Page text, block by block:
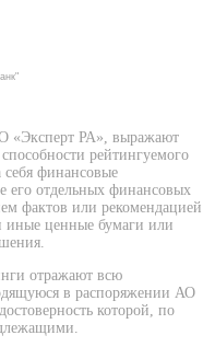
«Эксперт РА», выражают
рейтингуемого
себя финансовые
его отдельных финансовых
фактов или рекомендацией
иные ценные бумаги или
отражают всю
в распоряжении АО
которой, по